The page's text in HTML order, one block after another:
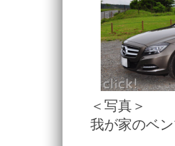
＜写真＞
我が家のベ